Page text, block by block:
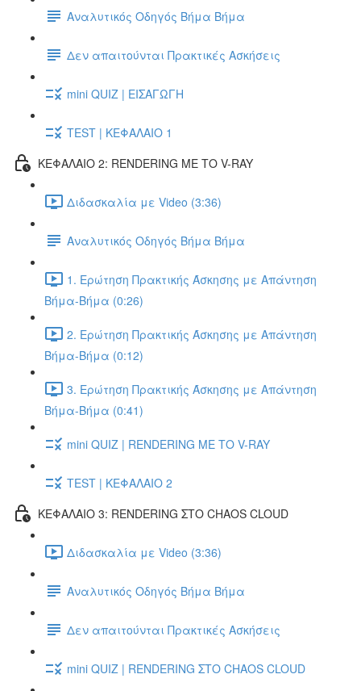
Αναλυτικός Οδηγός Βήμα Βήμα
Δεν απαιτούνται Πρακτικές Ασκήσεις
mini QUIZ | ΕΙΣΑΓΩΓΗ
TEST | ΚΕΦΑΛΑΙΟ 1
ΚΕΦΑΛΑΙΟ 2: RENDERING ΜΕ ΤΟ V-RAY
Διδασκαλία με Video (3:36)
Αναλυτικός Οδηγός Βήμα Βήμα
1. Ερώτηση Πρακτικής Άσκησης με Απάντηση
Βήμα-Βήμα (0:26)
2. Ερώτηση Πρακτικής Άσκησης με Απάντηση
Βήμα-Βήμα (0:12)
3. Ερώτηση Πρακτικής Άσκησης με Απάντηση
Βήμα-Βήμα (0:41)
mini QUIZ | RENDERING ΜΕ ΤΟ V-RAY
TEST | ΚΕΦΑΛΑΙΟ 2
ΚΕΦΑΛΑΙΟ 3: RENDERING ΣΤΟ CHAOS CLOUD
Διδασκαλία με Video (3:36)
Αναλυτικός Οδηγός Βήμα Βήμα
Δεν απαιτούνται Πρακτικές Ασκήσεις
mini QUIZ | RENDERING ΣΤΟ CHAOS CLOUD